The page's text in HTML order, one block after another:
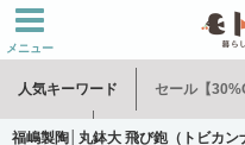
メニュー
人気キーワード セール【
水谷和音 児玉修治
福嶋製陶│丸鉢大 飛び鉋（トビカン